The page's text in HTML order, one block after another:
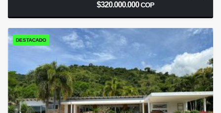
$320.000.000COP
DESTACADO